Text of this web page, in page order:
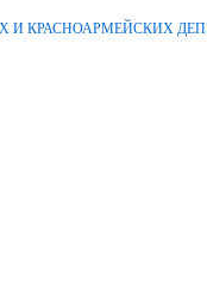
И КРАСНОАРМЕЙСКИХ